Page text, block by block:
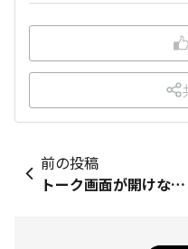
前の投稿
トーク画面が開けない。😭